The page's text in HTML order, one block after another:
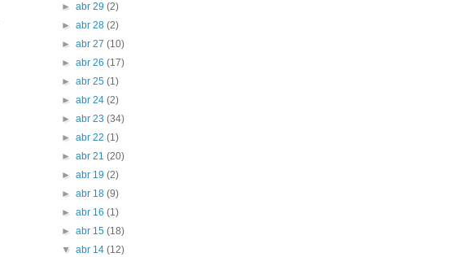
► abr 29 (2)
► abr 28 (2)
► abr 27 (10)
► abr 26 (17)
► abr 25 (1)
► abr 24 (2)
► abr 23 (34)
► abr 22 (1)
► abr 21 (20)
► abr 19 (2)
► abr 18 (9)
► abr 16 (1)
► abr 15 (18)
▼ abr 14 (12)